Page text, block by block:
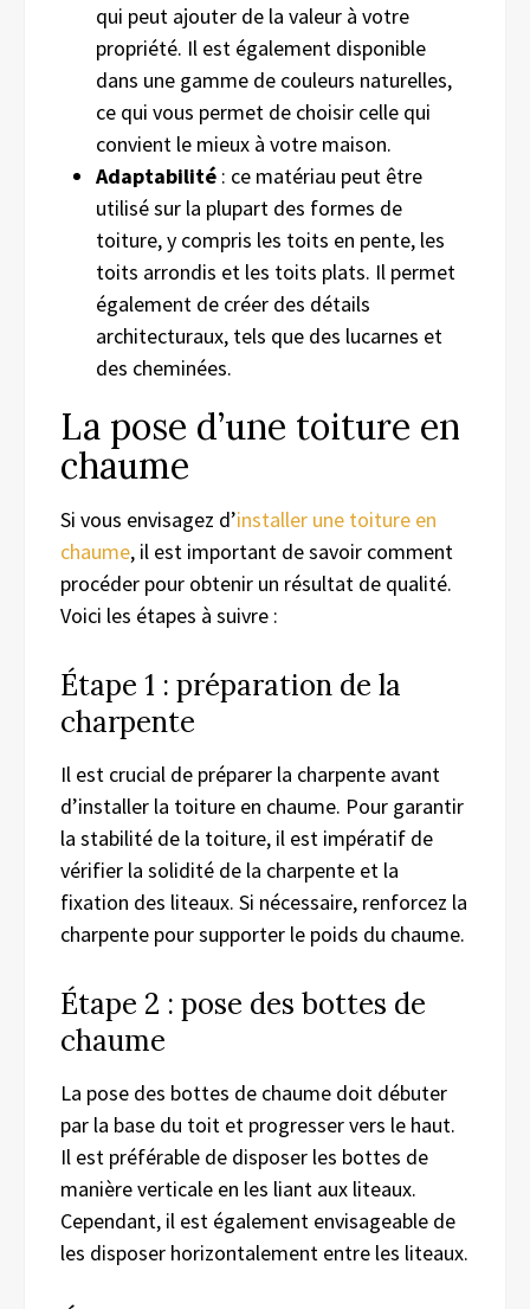
qui peut ajouter de la valeur à votre
propriété. Il est également disponible
dans une gamme de couleurs naturelles,
ce qui vous permet de choisir celle qui
convient le mieux à votre maison.
Adaptabilité : ce matériau peut être
utilisé sur la plupart des formes de
toiture, y compris les toits en pente, les
toits arrondis et les toits plats. Il permet
également de créer des détails
architecturaux, tels que des lucarnes et
des cheminées.
La pose d’une toiture en
chaume
Si vous envisagez d’installer une toiture en
chaume, il est important de savoir comment
procéder pour obtenir un résultat de qualité.
Voici les étapes à suivre :
Étape 1 : préparation de la
charpente
Il est crucial de préparer la charpente avant
d’installer la toiture en chaume. Pour garantir
la stabilité de la toiture, il est impératif de
vérifier la solidité de la charpente et la
fixation des liteaux. Si nécessaire, renforcez la
charpente pour supporter le poids du chaume.
Étape 2 : pose des bottes de
chaume
La pose des bottes de chaume doit débuter
par la base du toit et progresser vers le haut.
Il est préférable de disposer les bottes de
manière verticale en les liant aux liteaux.
Cependant, il est également envisageable de
les disposer horizontalement entre les liteaux.